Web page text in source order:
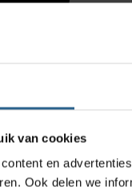
van cookies
en
Ook delen we